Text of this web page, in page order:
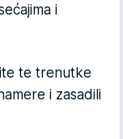
i
te trenutke
i zasadili